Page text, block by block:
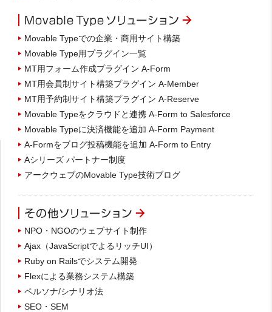
Movable Typeでの企業・商用サイト構築
Movable Type用プラグイン一覧
MT用フォーム作成プラグイン A-Form
MT用会員制サイト構築プラグイン A-Member
MT用予約制サイト構築プラグイン A-Reserve
Movable Typeをクラウドと連携 A-Form to Salesforce
Movable Typeに決済機能を追加 A-Form Payment
A-Formをブログ投稿機能を追加 A-Form to Entry
Aシリーズ パートナー制度
アークウェブのMovable Type技術ブログ
NPO・NGOのウェブサイト制作
Ajax（JavaScriptでよるリッチUI）
Ruby on Railsでシステム開発
Flexによる業務システム構築
ペルソナ/シナリオ法
SEO・SEM